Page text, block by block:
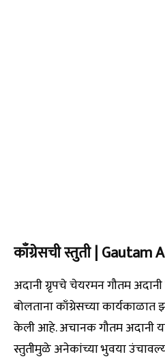
काँग्रेसची स्तुती | Gautam
अदानी ग्रृपचे चेयरमन गौतम
बोलताना काँग्रेसच्या कार्यकाळात
केली आहे. अचानक गौतम अदानी
स्तुतीमुळे अनेकांच्या भुवया